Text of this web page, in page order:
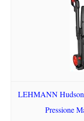
LEHMANN Hudson
Pressione